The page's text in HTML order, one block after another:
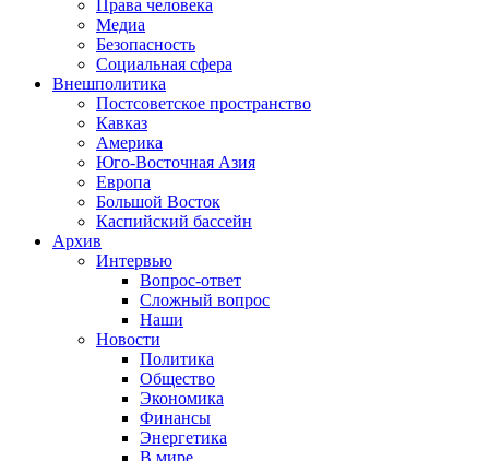
Права человека
Медиа
Безопасность
Социальная сфера
Внешполитика
Постсоветское пространство
Кавказ
Америка
Юго-Восточная Азия
Европа
Большой Восток
Каспийский бассейн
Архив
Интервью
Вопрос-ответ
Сложный вопрос
Наши
Новости
Политика
Общество
Экономика
Финансы
Энергетика
В мире